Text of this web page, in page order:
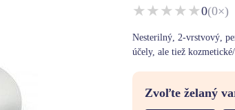
★★★★★0(0×)
Nesterilný, 2-vrstvový,
účely, ale tiež
Zvoľte želaný